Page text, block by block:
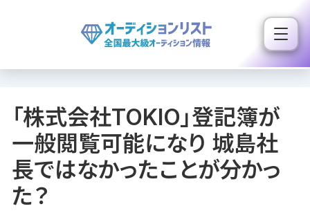
ス
「株式会社TOKIO」登記簿が
一般閲覧可能になり 城島社
長ではなかったことが分かっ
た？